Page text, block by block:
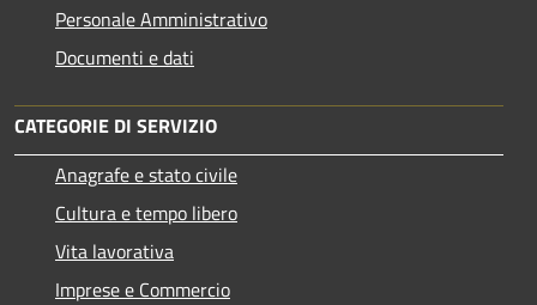
Personale Amministrativo
Documenti e dati
CATEGORIE DI SERVIZIO
Anagrafe e stato civile
Cultura e tempo libero
Vita lavorativa
Imprese e Commercio